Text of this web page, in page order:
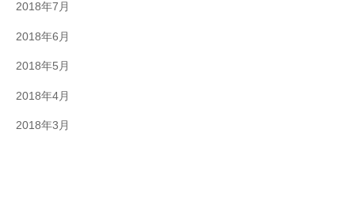
2018年7月
2018年6月
2018年5月
2018年4月
2018年3月